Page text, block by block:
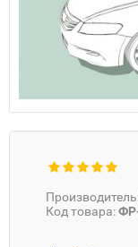
Код товара: